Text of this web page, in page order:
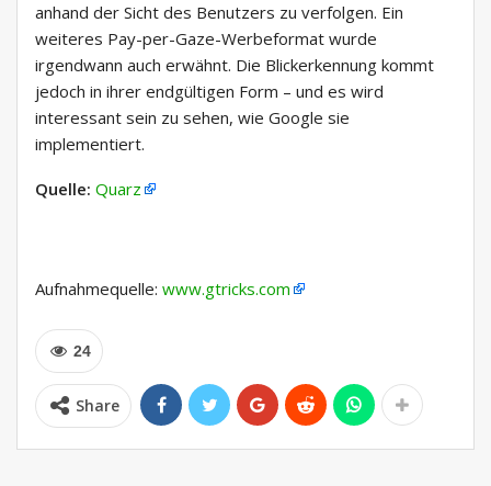
anhand der Sicht des Benutzers zu verfolgen. Ein
weiteres Pay-per-Gaze-Werbeformat wurde
irgendwann auch erwähnt. Die Blickerkennung kommt
jedoch in ihrer endgültigen Form – und es wird
interessant sein zu sehen, wie Google sie
implementiert.
Quelle: Quarz
Aufnahmequelle: www.gtricks.com
24
Share